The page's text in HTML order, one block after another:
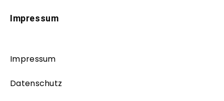
Impressum
Impressum
Datenschutz